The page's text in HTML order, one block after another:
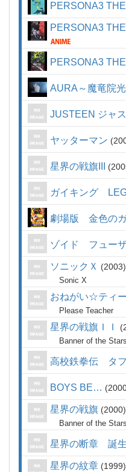
PERSONA3
PERSONA3
PERSONA3
AURA～魔竜院
JUSTEEN ジャ
ヤッターマン
星界の戦旗III
ガイキング
劇場版 金色の
ゾイド フュー
ソニックＸ 2003
Sonic X
おねがい☆ティ
Please Teacher
星界の戦旗ＩＩ
Banner of the Stars
高校鉄拳伝 タフ
BOYS BE…
星界の戦旗 2000
Banner of the Stars
星界の断章 誕生
星界の紋章 1999